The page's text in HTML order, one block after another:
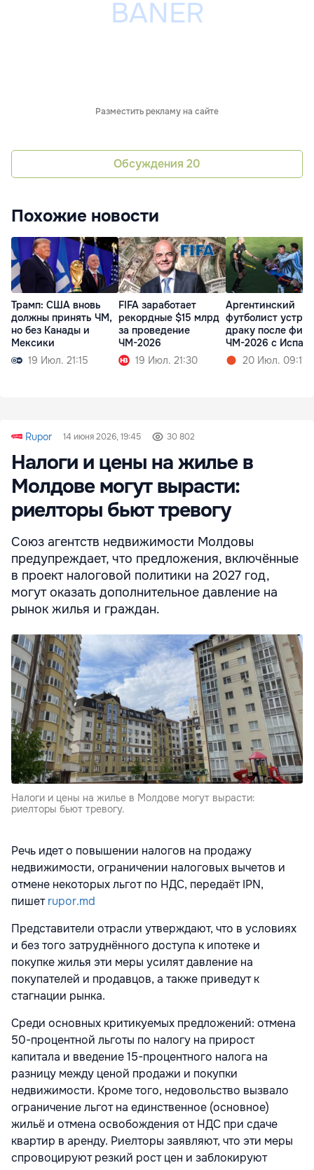
Разместить рекламу на сайте
Обсуждения 20
Похожие новости
Трамп: США вновь
должны принять ЧМ,
но без Канады и
Мексики
19 Июл. 21:15
FIFA заработает
рекордные $15 млрд
за проведение
ЧМ-2026
19 Июл. 21:30
Аргентинский
футболист
драку после
ЧМ-2026 с
20 Июл. 09:11
Rupor 14 июня 2026, 19:45 30 802
Налоги и цены на жилье в
Молдове могут вырасти:
риелторы бьют тревогу
Союз агентств недвижимости Молдовы
предупреждает, что предложения, включённые
в проект налоговой политики на 2027 год,
могут оказать дополнительное давление на
рынок жилья и граждан.
Налоги и цены на жилье в Молдове могут вырасти:
риелторы бьют тревогу.
Речь идет о повышении налогов на продажу
недвижимости, ограничении налоговых вычетов и
отмене некоторых льгот по НДС, передаёт IPN,
пишетrupor.md
Представители отрасли утверждают, что в условиях
и без того затруднённого доступа к ипотеке и
покупке жилья эти меры усилят давление на
покупателей и продавцов, а также приведут к
стагнации рынка.
Среди основных критикуемых предложений: отмена
50-процентной льготы по налогу на прирост
капитала и введение 15-процентного налога на
разницу между ценой продажи и покупки
недвижимости. Кроме того, недовольство вызвало
ограничение льгот на единственное (основное)
жильё и отмена освобождения от НДС при сдаче
квартир в аренду. Риелторы заявляют, что эти меры
спровоцируют резкий рост цен и заблокируют